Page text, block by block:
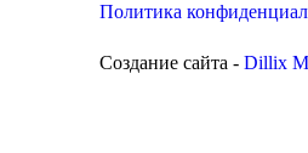
Политика
Создание сайта - Dillix